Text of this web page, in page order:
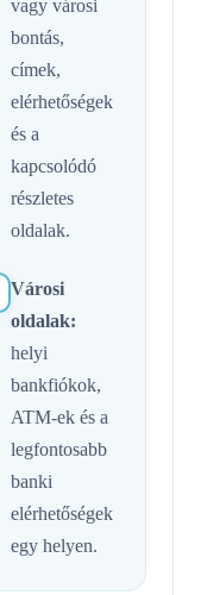
vagy városi
bontás,
címek,
elérhetőségek
és a
kapcsolódó
részletes
oldalak.
Városi
oldalak:
helyi
bankfiókok,
ATM-ek és a
legfontosabb
banki
elérhetőségek
egy helyen.